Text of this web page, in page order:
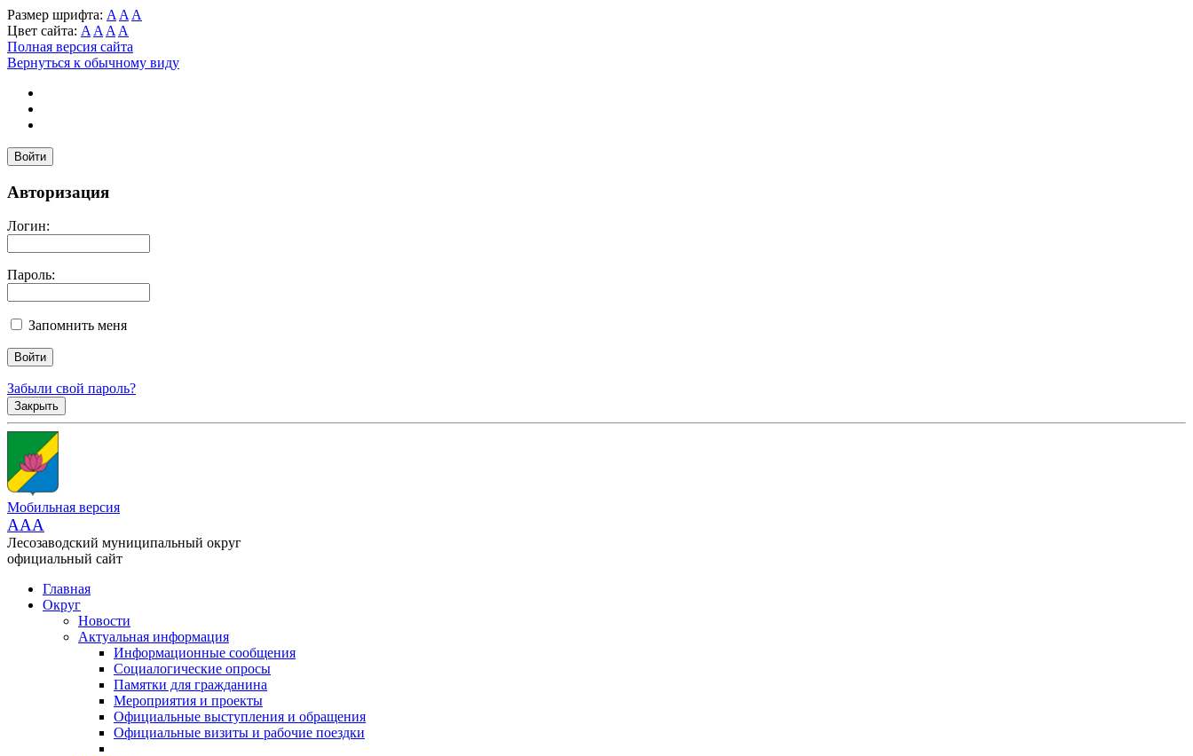
Размер шрифта: A A A
Цвет сайта: A A A A
Полная версия сайта
Вернуться к обычному виду
Войти
Авторизация
Логин:
Пароль:
Запомнить меня
Забыли свой пароль?
Закрыть
Мобильная версия
AAA
Лесозаводский муниципальный округ
официальный сайт
Главная
Округ
Новости
Актуальная информация
Информационные сообщения
Социалогические опросы
Памятки для гражданина
Мероприятия и проекты
Официальные выступления и обращения
Официальные визиты и рабочие поездки